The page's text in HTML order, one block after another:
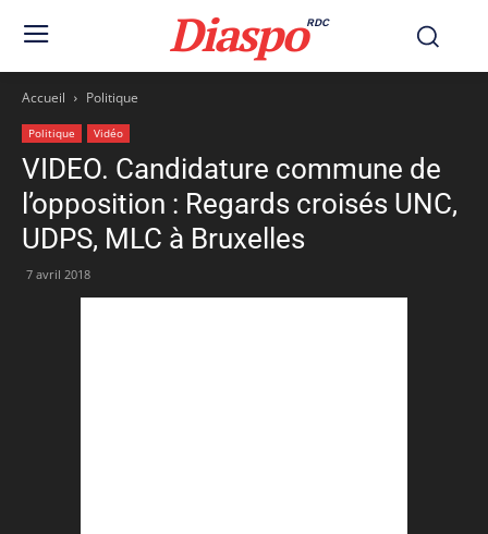
DiaspoRDC
Accueil Politique
Politique Vidéo
VIDEO. Candidature commune de
l’opposition : Regards croisés UNC,
UDPS, MLC à Bruxelles
7 avril 2018